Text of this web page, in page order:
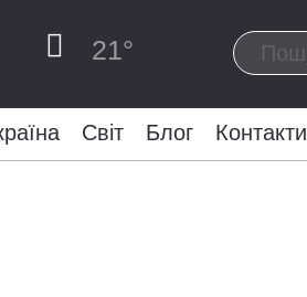
21°
Світ Блог Контакти